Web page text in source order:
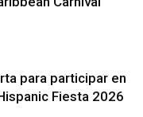
para participar en
Fiesta 2026